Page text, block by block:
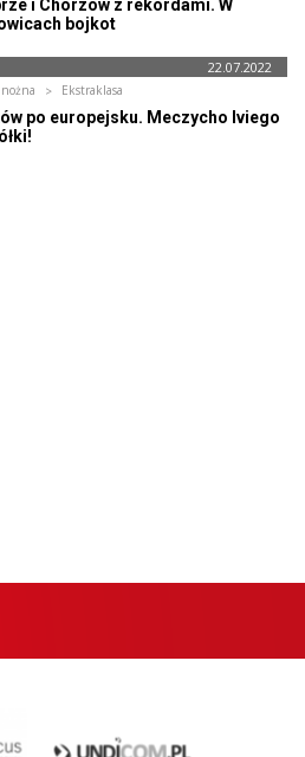
i Chorzów z rekordami. W
bojkot
22.07.2022
nożna Ekstraklasa
po europejsku. Meczycho Iviego